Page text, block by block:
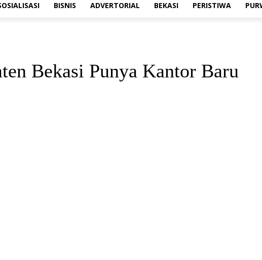
BISNIS ADVERTORIAL BEKASI PERISTIWA
Bekasi Punya Kantor Baru